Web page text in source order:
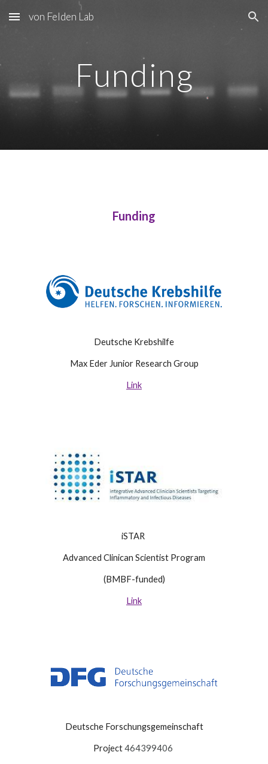
Skip to main content Skip to navigation
von Felden Lab
Funding
Funding
Deutsche Krebshilfe
Max Eder Junior Research Group
Link
iSTAR
Advanced Clinican Scientist Program
(BMBF-funded)
Link
Deutsche Forschungsgemeinschaft
Project464399406